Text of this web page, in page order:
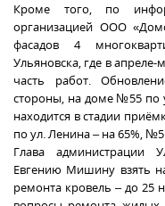
Кроме того, по
организацией ООО
фасадов 4
Ульяновска, где в
часть работ.
стороны, на доме №55 по
находится в стадии
по ул. Ленина – на 65%,
Глава администрации
Евгению Мишину взять
ремонта кровель – до 25